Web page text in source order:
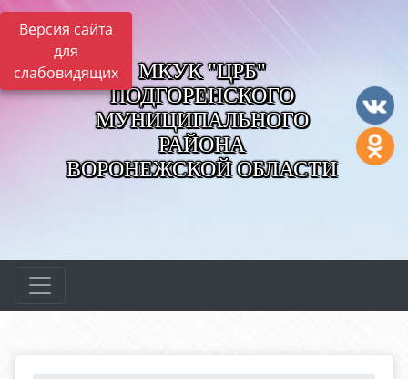
Версия сайта
для
слабовидящих
МКУК "ЦРБ"
ПОДГОРЕНСКОГО
МУНИЦИПАЛЬНОГО
РАЙОНА
ВОРОНЕЖСКОЙ ОБЛАСТИ